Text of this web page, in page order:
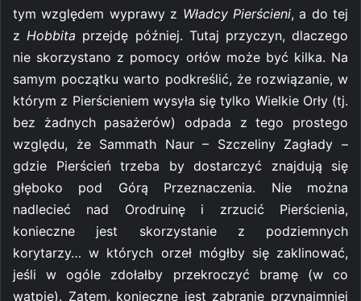
tym względem wyprawy z Władcy Pierścieni, a do tej
z Hobbita przejdę później. Tutaj przyczyn, dlaczego
nie skorzystano z pomocy orłów może być kilka. Na
samym początku warto podkreślić, że rozwiązanie, w
którym z Pierścieniem wysyła się tylko Wielkie Orły (tj.
bez żadnych pasażerów) odpada z tego prostego
względu, że Sammath Naur – Szczeliny Zagłady –
gdzie Pierścień trzeba by dostarczyć znajdują się
głęboko pod Górą Przeznaczenia. Nie można
nadlecieć nad Orodruinę i zrzucić Pierścienia,
konieczne jest skorzystanie z podziemnych
korytarzy… w których orzeł mógłby się zaklinować,
jeśli w ogóle zdołałby przekroczyć bramę (w co
wątpię). Zatem, konieczne jest zabranie przynajmniej